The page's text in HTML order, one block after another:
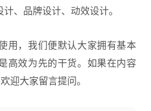
、品牌设计、动效设计。
用，我们便默认大家拥有基本
高效为先的干货。如果在内容
迎大家留言提问。